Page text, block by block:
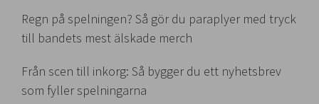
Regn på spelningen? Så gör du paraplyer med tryck
till bandets mest älskade merch
Från scen till inkorg: Så bygger du ett nyhetsbrev
som fyller spelningarna